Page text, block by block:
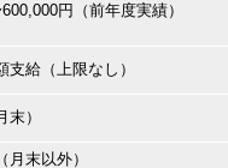
円（前年度実績）
支給（上限なし）
）
月末以外）